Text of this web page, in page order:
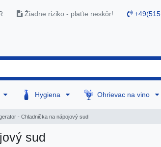
Žiadne riziko - plaťte neskôr!
Hygiena Ohrievac na vino
- Chladnička na nápojový sud
sud